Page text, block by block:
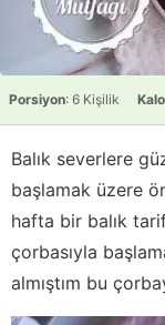
Porsiyon: 6 Kişilik
Balık severlere
başlamak üzere
hafta bir balık
çorbasıyla
almıştım bu